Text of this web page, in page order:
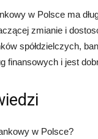
w Polsce ma
zmianie i
spółdzielczych,
finansowych i jest
w Polsce?